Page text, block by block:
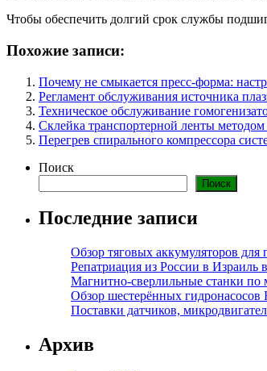
Чтобы обеспечить долгий срок службы
Похожие записи:
Почему не смыкается пресс-форма:
Регламент обслуживания источника
Техническое обслуживание
Склейка транспортерной ленты
Перегрев спирального компрессора
Поиск
Поиск
Последние записи
Обзор тяговых аккумуляторов для
Репатриация из России в Израиль
Магнитно-сверлильные станки по
Обзор шестерённых
Поставки датчиков,
Архив